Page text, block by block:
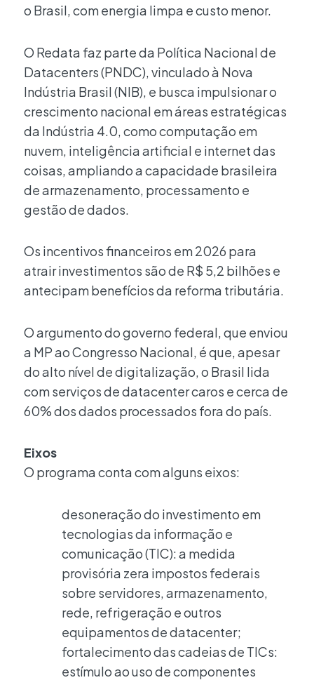
o Brasil, com energia limpa e custo menor.
O Redata faz parte da Política Nacional de
Datacenters (PNDC), vinculado à Nova
Indústria Brasil (NIB), e busca impulsionar o
crescimento nacional em áreas estratégicas
da Indústria 4.0, como computação em
nuvem, inteligência artificial e internet das
coisas, ampliando a capacidade brasileira
de armazenamento, processamento e
gestão de dados.
Os incentivos financeiros em 2026 para
atrair investimentos são de R$ 5,2 bilhões e
antecipam benefícios da reforma tributária.
O argumento do governo federal, que enviou
a MP ao Congresso Nacional, é que, apesar
do alto nível de digitalização, o Brasil lida
com serviços de datacenter caros e cerca de
60% dos dados processados fora do país.
Eixos
O programa conta com alguns eixos:
desoneração do investimento em
tecnologias da informação e
comunicação (TIC): a medida
provisória zera impostos federais
sobre servidores, armazenamento,
rede, refrigeração e outros
equipamentos de datacenter;
fortalecimento das cadeias de TICs:
estímulo ao uso de componentes